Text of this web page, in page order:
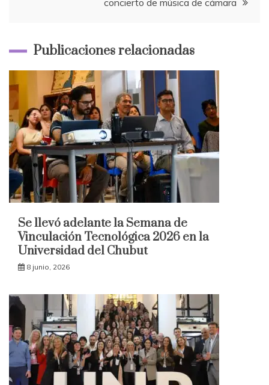
concierto de música de cámara
Publicaciones relacionadas
Se llevó adelante la Semana de
Vinculación Tecnológica 2026 en la
Universidad del Chubut
8 junio, 2026